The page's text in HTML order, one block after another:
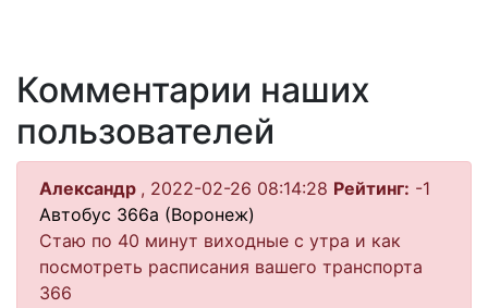
Комментарии наших
пользователей
Александр , 2022-02-26 08:14:28 Рейтинг: -1
Автобус 366а (Воронеж)
Стаю по 40 минут виходные с утра и как
посмотреть расписания вашего транспорта
366